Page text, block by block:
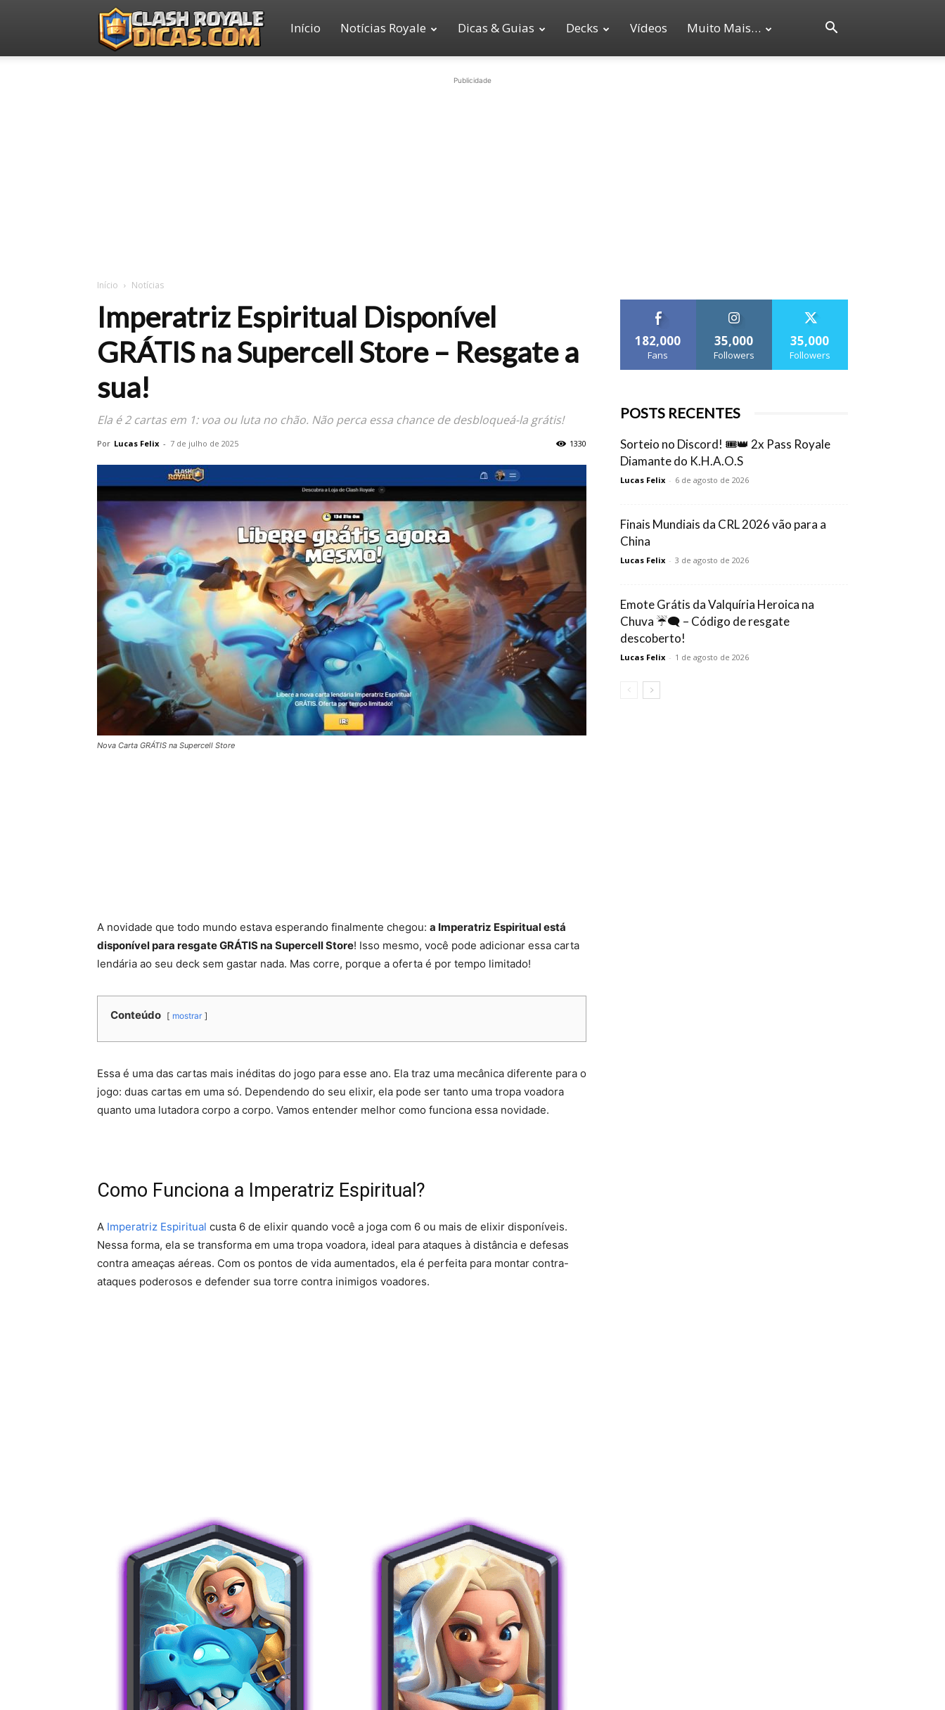
Clash
Início Notícias Royale Dicas & Guias Decks Vídeos Muito Mais…
Publicidade
Início Notícias
Imperatriz Espiritual Disponível
GRÁTIS na Supercell Store – Resgate a
sua!
Ela é 2 cartas em 1: voa ou luta no chão. Não perca essa chance de desbloqueá-la grátis!
Por Lucas Felix - 7 de julho de 2025 1330
Nova Carta GRÁTIS na Supercell Store
A novidade que todo mundo estava esperando finalmente chegou: a Imperatriz Espiritual está
disponível para resgate GRÁTIS na Supercell Store! Isso mesmo, você pode adicionar essa carta
lendária ao seu deck sem gastar nada. Mas corre, porque a oferta é por tempo limitado!
Conteúdo mostrar
Essa é uma das cartas mais inéditas do jogo para esse ano. Ela traz uma mecânica diferente para o
jogo: duas cartas em uma só. Dependendo do seu elixir, ela pode ser tanto uma tropa voadora
quanto uma lutadora corpo a corpo. Vamos entender melhor como funciona essa novidade.
Como Funciona a Imperatriz Espiritual?
A Imperatriz Espiritual custa 6 de elixir quando você a joga com 6 ou mais de elixir disponíveis.
Nessa forma, ela se transforma em uma tropa voadora, ideal para ataques à distância e defesas
contra ameaças aéreas. Com os pontos de vida aumentados, ela é perfeita para montar contra-
ataques poderosos e defender sua torre contra inimigos voadores.
182,000
Fans
35,000
Followers
35,000
Followers
POSTS RECENTES
Sorteio no Discord! 🎟️👑 2x Pass Royale
Diamante do K.H.A.O.S
Lucas Felix - 6 de agosto de 2026
Finais Mundiais da CRL 2026 vão para a
China
Lucas Felix - 3 de agosto de 2026
Emote Grátis da Valquíria Heroica na
Chuva ☔🗨️ – Código de resgate
descoberto!
Lucas Felix - 1 de agosto de 2026